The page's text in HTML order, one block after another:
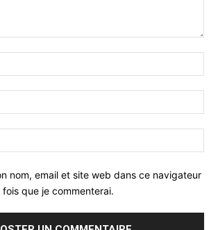
nom, email et site web dans ce navigateur
que je commenterai.